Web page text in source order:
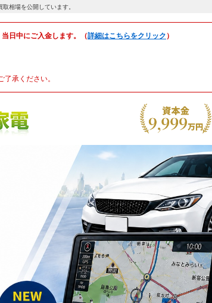
相場を公開しています。
日中にご入金します。（詳細はこちらをクリック ）
承ください。